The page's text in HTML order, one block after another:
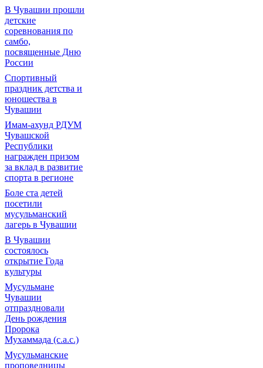
В Чувашии прошли
детские
соревнования по
самбо,
посвященные Дню
России
Спортивный
праздник детства и
юношества в
Чувашии
Имам-ахунд РДУМ
Чувашской
Республики
награжден призом
за вклад в развитие
спорта в регионе
Боле ста детей
посетили
мусульманский
лагерь в Чувашии
В Чувашии
состоялось
открытие Года
культуры
Мусульмане
Чувашии
отпраздновали
День рождения
Пророка
Мухаммада (с.а.с.)
Мусульманские
проповедницы